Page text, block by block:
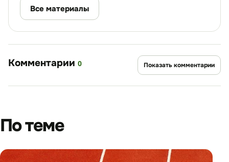
Все материалы
Комментарии 0 Показать комментарии
По теме